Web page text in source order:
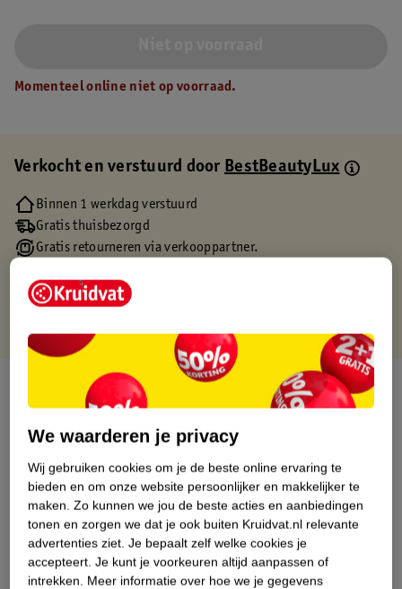
Momenteel online niet op voorraad.
Verkocht en verstuurd doorBestBeautyLux
Binnen 1 werkdag verstuurd
Gratis thuisbezorgd
Gratis retourneren via verkooppartner.
Over dit product
Productinformatie
Etiketinformatie
Nature Impact Score
Dit product heeft (nog) geen Nature
Impact Score.
We waarderen je privacy
Wij gebruiken cookies om je de beste online ervaring te
bieden en om onze website persoonlijker en makkelijker te
maken. Zo kunnen we jou de beste acties en aanbiedingen
tonen en zorgen we dat je ook buiten Kruidvat.nl relevante
advertenties ziet. Je bepaalt zelf welke cookies je
accepteert. Je kunt je voorkeuren altijd aanpassen of
intrekken. Meer informatie over hoe we je gegevens